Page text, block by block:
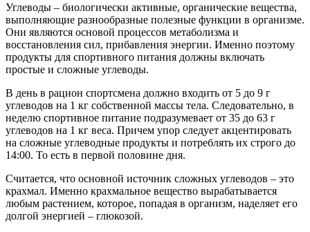
Углеводы – биологически активные, органические вещества,
выполняющие разнообразные полезные функции в организме.
Они являются основой процессов метаболизма и
восстановления сил, прибавления энергии. Именно поэтому
продукты для спортивного питания должны включать
простые и сложные углеводы.
В день в рацион спортсмена должно входить от 5 до 9 г
углеводов на 1 кг собственной массы тела. Следовательно, в
неделю спортивное питание подразумевает от 35 до 63 г
углеводов на 1 кг веса. Причем упор следует акцентировать
на сложные углеводные продукты и потреблять их строго до
14:00. То есть в первой половине дня.
Считается, что основной источник сложных углеводов – это
крахмал. Именно крахмальное вещество вырабатывается
любым растением, которое, попадая в организм, наделяет его
долгой энергией – глюкозой.